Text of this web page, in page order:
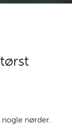
nørder.